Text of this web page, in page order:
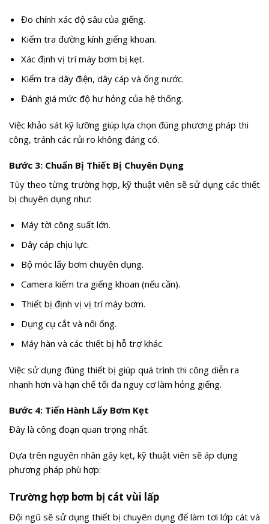
Đo chính xác độ sâu của giếng.
Kiểm tra đường kính giếng khoan.
Xác định vị trí máy bơm bị kẹt.
Kiểm tra dây điện, dây cáp và ống nước.
Đánh giá mức độ hư hỏng của hệ thống.
Việc khảo sát kỹ lưỡng giúp lựa chọn đúng phương pháp thi
công, tránh các rủi ro không đáng có.
Bước 3: Chuẩn Bị Thiết Bị Chuyên Dụng
Tùy theo từng trường hợp, kỹ thuật viên sẽ sử dụng các thiết
bị chuyên dụng như:
Máy tời công suất lớn.
Dây cáp chịu lực.
Bộ móc lấy bơm chuyên dụng.
Camera kiểm tra giếng khoan (nếu cần).
Thiết bị định vị vị trí máy bơm.
Dụng cụ cắt và nối ống.
Máy hàn và các thiết bị hỗ trợ khác.
Việc sử dụng đúng thiết bị giúp quá trình thi công diễn ra
nhanh hơn và hạn chế tối đa nguy cơ làm hỏng giếng.
Bước 4: Tiến Hành Lấy Bơm Kẹt
Đây là công đoạn quan trọng nhất.
Dựa trên nguyên nhân gây kẹt, kỹ thuật viên sẽ áp dụng
phương pháp phù hợp:
Trường hợp bơm bị cát vùi lấp
Đội ngũ sẽ sử dụng thiết bị chuyên dụng để làm tơi lớp cát và